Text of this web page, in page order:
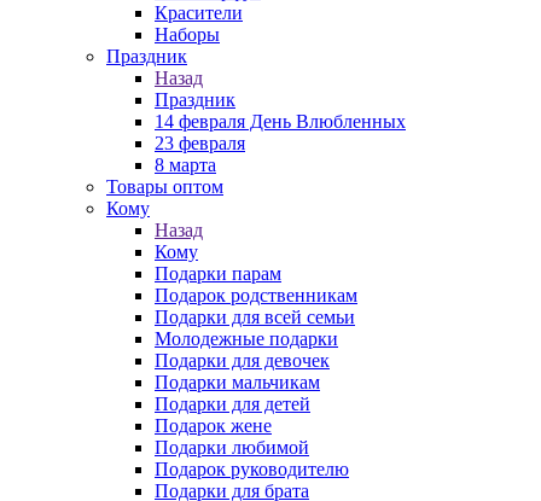
Красители
Наборы
Праздник
Назад
Праздник
14 февраля День Влюбленных
23 февраля
8 марта
Товары оптом
Кому
Назад
Кому
Подарки парам
Подарок родственникам
Подарки для всей семьи
Молодежные подарки
Подарки для девочек
Подарки мальчикам
Подарки для детей
Подарок жене
Подарки любимой
Подарок руководителю
Подарки для брата